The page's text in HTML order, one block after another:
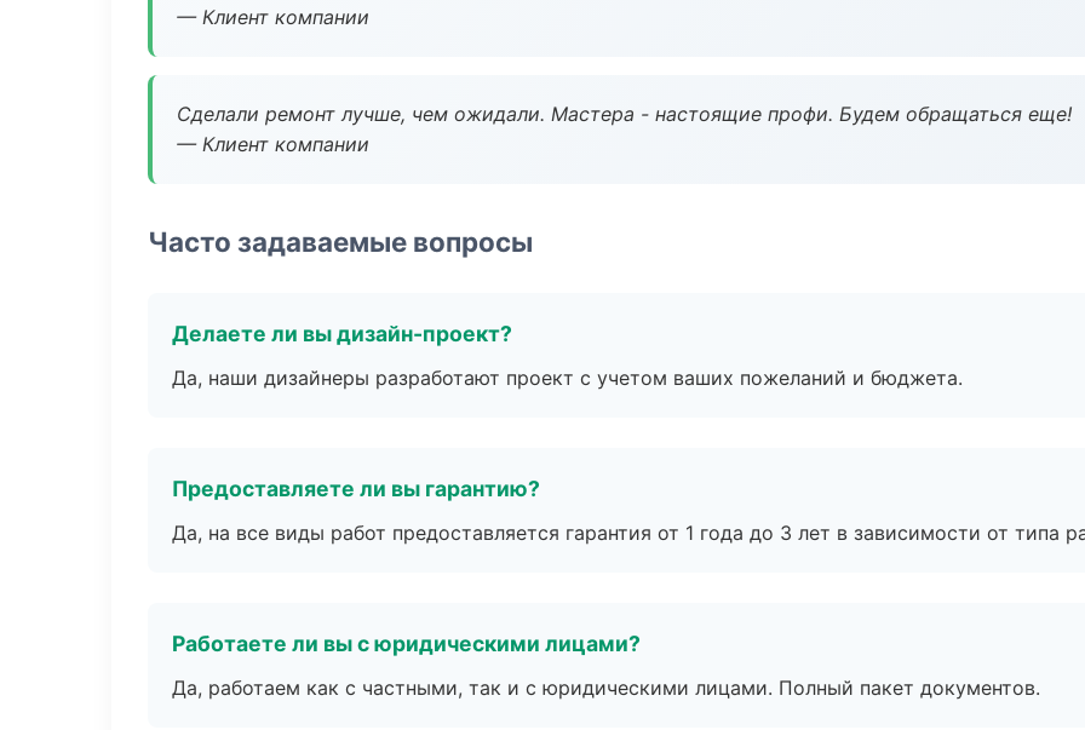
— Клиент компании
Сделали ремонт лучше, чем ожидали. Мастера - настоящие профи. Будем обращаться еще!
— Клиент компании
Часто задаваемые вопросы
Делаете ли вы дизайн-проект?
Да, наши дизайнеры разработают проект с учетом ваших пожеланий и бюджета.
Предоставляете ли вы гарантию?
Да, на все виды работ предоставляется гарантия от 1 года до 3 лет в зависимости от типа
Работаете ли вы с юридическими лицами?
Да, работаем как с частными, так и с юридическими лицами. Полный пакет документов.